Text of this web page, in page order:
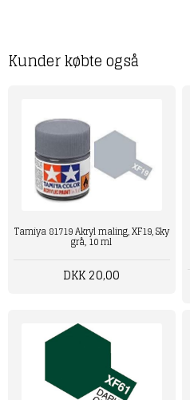
Kunder købte også
Tamiya 81719 Akryl maling, XF19, Sky
grå, 10 ml
DKK 20,00